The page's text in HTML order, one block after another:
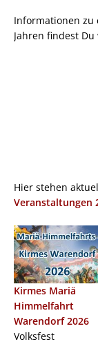
Informationen zu
Jahren findest
Hier stehen
Veranstaltungen
Kirmes Mariä
Himmelfahrt
Warendorf 2026
Volksfest